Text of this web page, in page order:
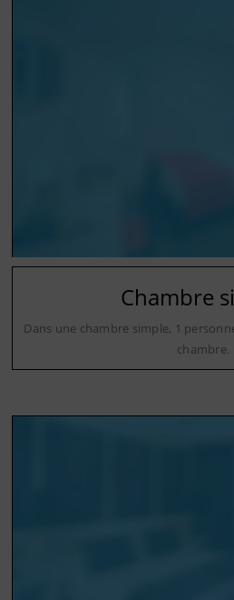
Chambre
Dans une chambre simple, 1
chambre.